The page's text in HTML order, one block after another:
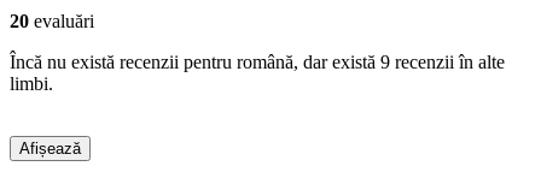
20 evaluări
Încă nu există recenzii pentru română, dar există 9 recenzii în alte
limbi.
Afișează